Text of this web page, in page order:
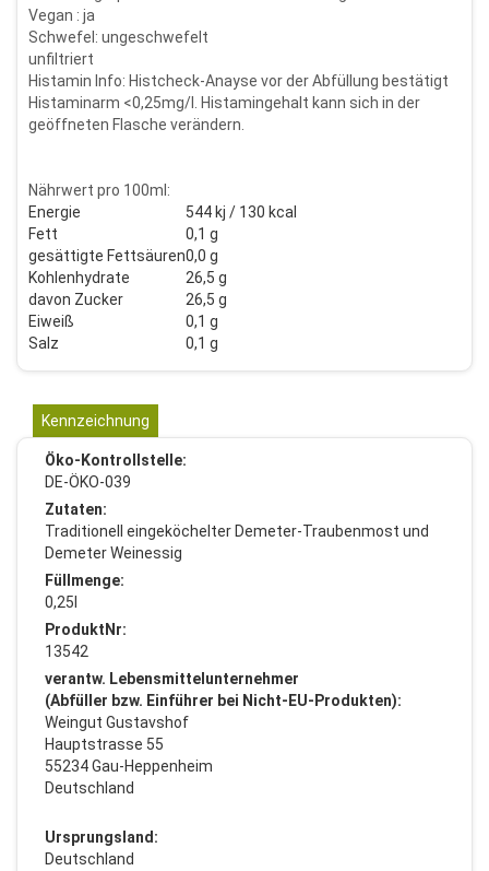
Vegan : ja
Schwefel: ungeschwefelt
unfiltriert
Histamin Info: Histcheck-Anayse vor der Abfüllung bestätigt
Histaminarm <0,25mg/l. Histamingehalt kann sich in der
geöffneten Flasche verändern.
Nährwert pro 100ml:
Energie
544 kj / 130 kcal
Fett
0,1 g
gesättigte Fettsäuren0,0 g
Kohlenhydrate
26,5 g
davon Zucker
26,5 g
Eiweiß
0,1 g
Salz
0,1 g
Kennzeichnung
Öko-Kontrollstelle:
DE-ÖKO-039
Zutaten:
Traditionell eingeköchelter Demeter-Traubenmost und
Demeter Weinessig
Füllmenge:
0,25l
ProduktNr:
13542
verantw. Lebensmittelunternehmer
(Abfüller bzw. Einführer bei Nicht-EU-Produkten):
Weingut Gustavshof
Hauptstrasse 55
55234 Gau-Heppenheim
Deutschland
Ursprungsland:
Deutschland